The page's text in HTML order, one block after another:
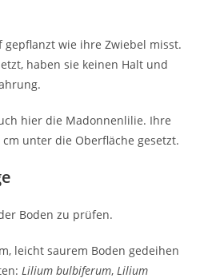
gepflanzt wie ihre Zwiebel misst.
haben sie keinen Halt und
hier die Madonnenlilie. Ihre
unter die Oberfläche gesetzt.
Boden zu prüfen.
leicht saurem Boden gedeihen
Lilium bulbiferum,Lilium